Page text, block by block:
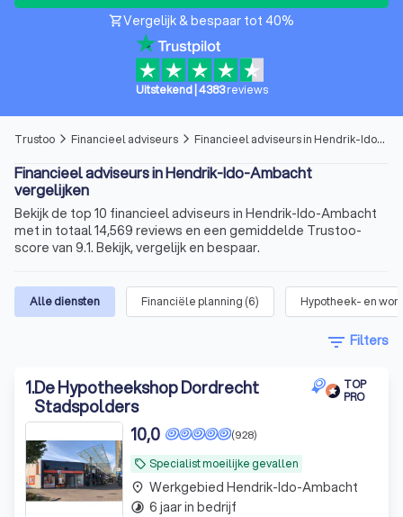
shopping_cartVergelijk & bespaar tot 40%
Uitstekend| 4383 reviews
Trustoo arrow_forward_ios Financieel adviseurs arrow_forward_ios Financieel adviseurs in Hendrik-Ido-Ambacht
Financieel adviseurs in Hendrik-Ido-Ambacht
vergelijken
Bekijk de top 10 financieel adviseurs in Hendrik-Ido-Ambacht
met in totaal 14,569 reviews en een gemiddelde Trustoo-
score van 9.1. Bekijk, vergelijk en bespaar.
Alle diensten Financiële planning (6) Hypotheek- en
filter_list Filters
1.De Hypotheekshop Dordrecht
Stadspolders
TOP
PRO
local_offer Specialist moeilijke gevallen
(928)
10,0
place Werkgebied Hendrik-Ido-Ambacht
timelapse 6 jaar in bedrijf